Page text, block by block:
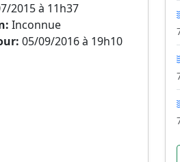
2015 à 11h37
Inconnue
05/09/2016 à 19h10